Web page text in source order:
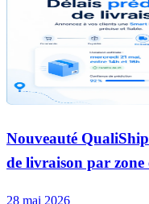
Nouveauté
de livraison par zone
28 mai 2026